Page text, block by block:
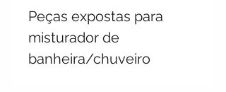
Peças expostas para
misturador de
banheira/chuveiro